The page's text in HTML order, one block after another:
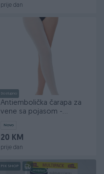
prije dan
Dostupno
Antiembolička čarapa za
vene sa pojasom -
Novo
20 KM
prije dan
PIK SHOP